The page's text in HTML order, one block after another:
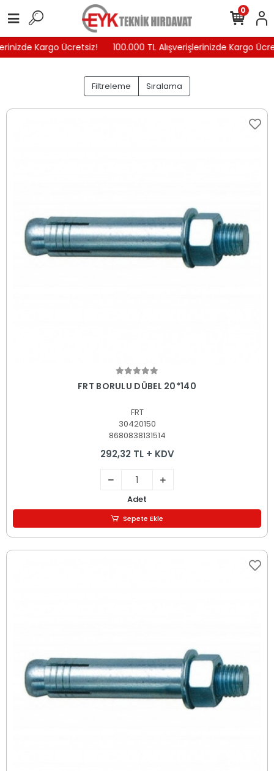
Kargo Ücretsiz! 100.000 TL Alışverişlerinizde Kargo
0
Filtreleme Sıralama
Sepete Ekle
FRT BORULU DÜBEL 20*140
FRT
30420150
8680838131514
292,32 TL + KDV
Adet
Sepete Ekle